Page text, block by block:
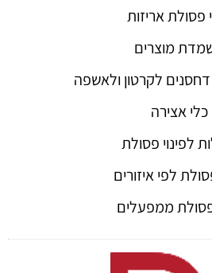
פסולת אריזות
מוצרים
דחסנים לקרטון ולאשפה
כלי אצירה
לפינוי פסולת
לפי איזורים
פסולת ממפעלים